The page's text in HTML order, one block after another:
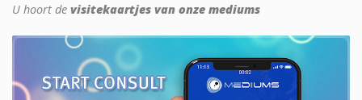
U hoort de visitekaartjes van onze mediums